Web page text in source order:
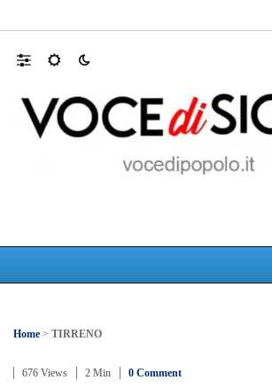
Home > TIRRENO
676 Views 2 Min 0 Comment